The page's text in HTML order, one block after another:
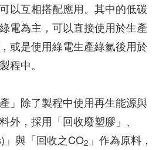
以互相搭配應用。其中的低碳
電為主，可以直接使用於生產
或是使用綠電生產綠氫後用於
程中。
」除了製程中使用再生能源與
外，採用「回收廢塑膠」、
」與「回收之CO2 」作為原料，